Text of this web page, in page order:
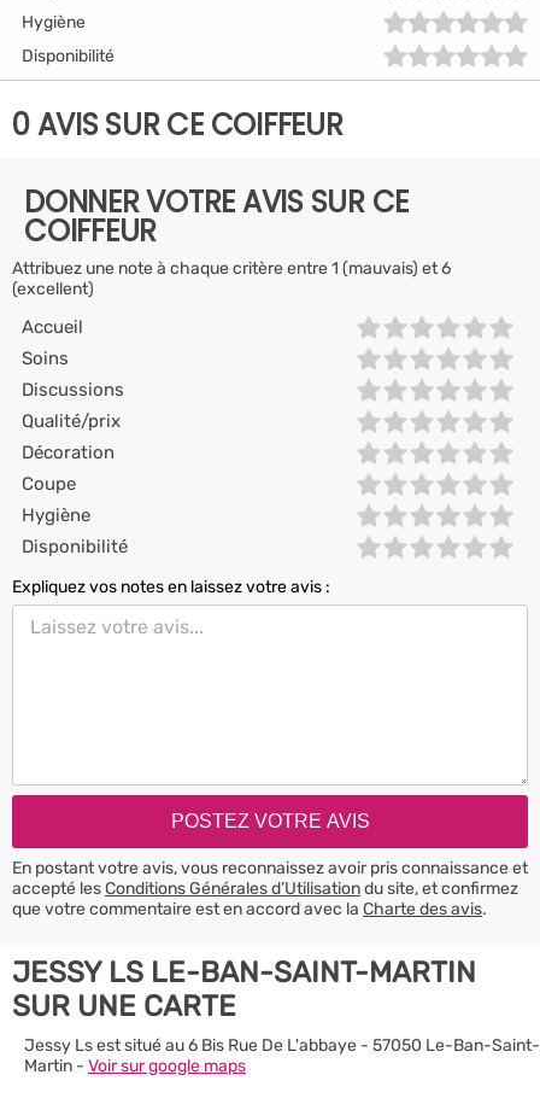
Hygiène
Disponibilité
0 AVIS SUR CE COIFFEUR
DONNER VOTRE AVIS SUR CE
COIFFEUR
Attribuez une note à chaque critère entre 1 (mauvais) et 6
(excellent)
Accueil
Soins
Discussions
Qualité/prix
Décoration
Coupe
Hygiène
Disponibilité
Expliquez vos notes en laissez votre avis :
En postant votre avis, vous reconnaissez avoir pris connaissance et
accepté lesConditions Générales d’Utilisationdu site, et confirmez
que votre commentaire est en accord avec la Charte des avis.
JESSY LS LE-BAN-SAINT-MARTIN
SUR UNE CARTE
Jessy Ls est situé au 6 Bis Rue De L'abbaye - 57050 Le-Ban-Saint-
Martin - Voir sur google maps